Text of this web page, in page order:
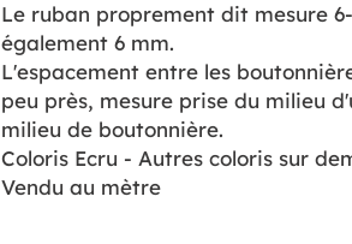
Le ruban proprement dit mesure
également 6 mm.
L'espacement entre les
peu près, mesure prise du milieu
milieu de boutonnière.
Coloris Ecru - Autres coloris sur
Vendu au mètre